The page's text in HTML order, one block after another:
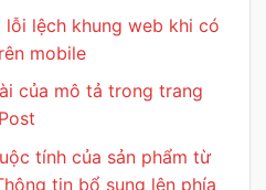
lỗi lệch khung web khi có
mobile
của mô tả trong trang
tính của sản phẩm từ
tin bổ sung lên phía